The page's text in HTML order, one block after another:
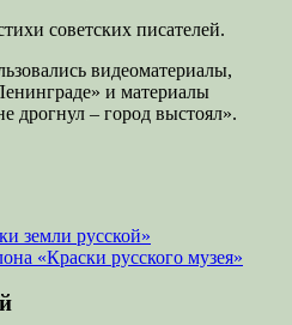
советских писателей.
видеоматериалы,
и материалы
дрогнул – город выстоял».
земли русской»
«Краски русского музея»